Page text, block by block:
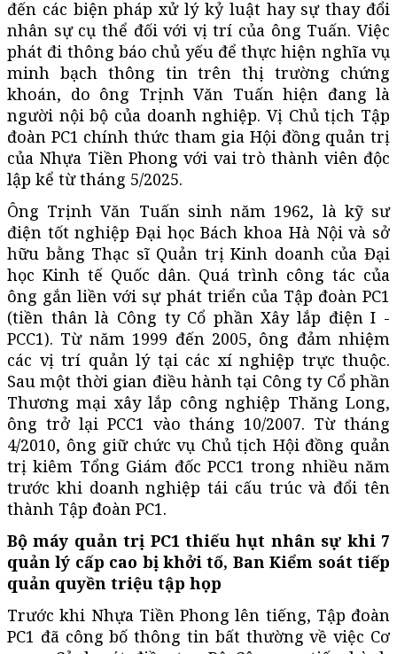
đến các biện pháp xử lý kỷ luật hay sự thay đổi
nhân sự cụ thể đối với vị trí của ông Tuấn. Việc
phát đi thông báo chủ yếu để thực hiện nghĩa vụ
minh bạch thông tin trên thị trường chứng
khoán, do ông Trịnh Văn Tuấn hiện đang là
người nội bộ của doanh nghiệp. Vị Chủ tịch Tập
đoàn PC1 chính thức tham gia Hội đồng quản trị
của Nhựa Tiền Phong với vai trò thành viên độc
lập kể từ tháng 5/2025.
Ông Trịnh Văn Tuấn sinh năm 1962, là kỹ sư
điện tốt nghiệp Đại học Bách khoa Hà Nội và sở
hữu bằng Thạc sĩ Quản trị Kinh doanh của Đại
học Kinh tế Quốc dân. Quá trình công tác của
ông gắn liền với sự phát triển của Tập đoàn PC1
(tiền thân là Công ty Cổ phần Xây lắp điện I -
PCC1). Từ năm 1999 đến 2005, ông đảm nhiệm
các vị trí quản lý tại các xí nghiệp trực thuộc.
Sau một thời gian điều hành tại Công ty Cổ phần
Thương mại xây lắp công nghiệp Thăng Long,
ông trở lại PCC1 vào tháng 10/2007. Từ tháng
4/2010, ông giữ chức vụ Chủ tịch Hội đồng quản
trị kiêm Tổng Giám đốc PCC1 trong nhiều năm
trước khi doanh nghiệp tái cấu trúc và đổi tên
thành Tập đoàn PC1.
Bộ máy quản trị PC1 thiếu hụt nhân sự khi 7
quản lý cấp cao bị khởi tố, Ban Kiểm soát tiếp
quản quyền triệu tập họp
Trước khi Nhựa Tiền Phong lên tiếng, Tập đoàn
PC1 đã công bố thông tin bất thường về việc Cơ